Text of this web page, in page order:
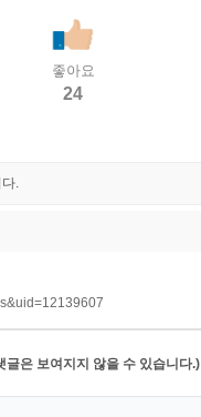
좋아요
24
.
은 보여지지 않을 수 있습니다.)